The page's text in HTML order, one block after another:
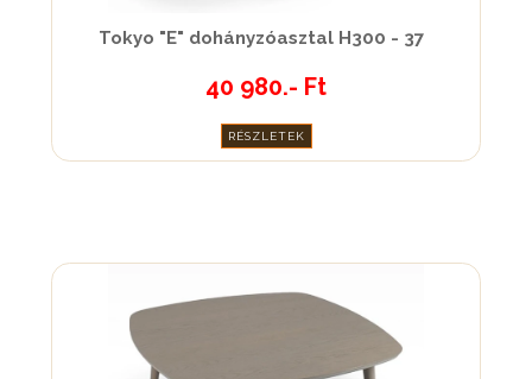
Tokyo "E" dohányzóasztal H300 - 37
40 980.- Ft
RÉSZLETEK